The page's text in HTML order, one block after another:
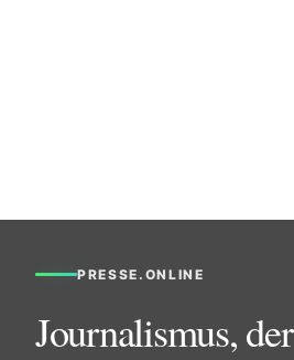
PRESSE.ONLINE
Journalismus,